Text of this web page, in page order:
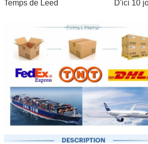
Temps de Leed D'ici 10 jours